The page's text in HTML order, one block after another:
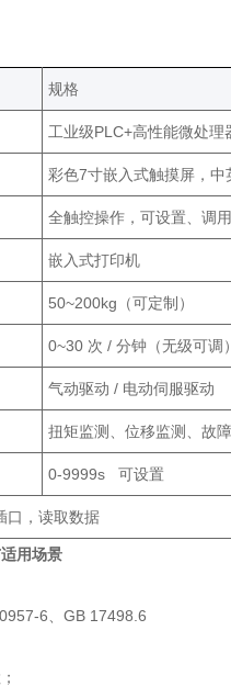
规格‌
工业级PLC+高性能微处理
彩色7寸嵌入式触摸屏，中
全触控操作，可设置、调
嵌入式打印机
50~200kg（可定制）
0~30 次 / 分钟（无级可调）
气动驱动 / 电动伺服驱动
扭矩监测、位移监测、故
0-9999s 可设置
口，读取数据
用场景
6、GB 17498.6